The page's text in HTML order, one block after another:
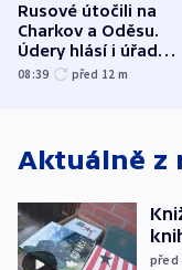
Rusové útočili na
Charkov a Oděsu.
Údery hlásí i úřady v
Bělgorodu
08:39 před 12 m
Aktuálně z
před